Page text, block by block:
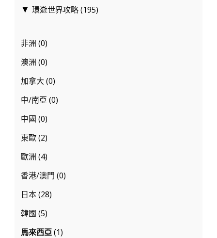
超
程
推
▼ 環遊世界攻略(195)
非洲 (0)
澳洲 (0)
加拿大 (0)
中/南亞 (0)
中國 (0)
東歐(2)
歐洲 (4)
香港/澳門 (0)
日本(28)
韓國 (5)
馬來西亞(1)